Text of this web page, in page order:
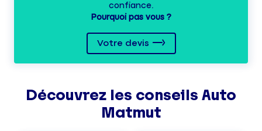
confiance.
Pourquoi pas vous ?
Votre devis
Découvrez les conseils Auto
Matmut